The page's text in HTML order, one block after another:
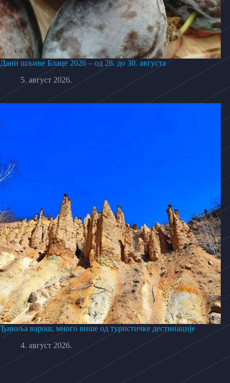
Дани шљиве Блаце 2026 – од 28. до 30. августа
5. август 2026.
Ђавоља варош, много више од туристичке дестинације
4. август 2026.